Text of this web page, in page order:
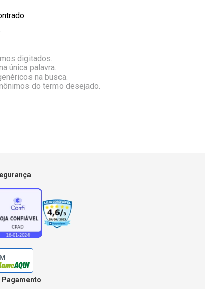
digitados.
única palavra.
na busca.
do termo desejado.
Pagamento